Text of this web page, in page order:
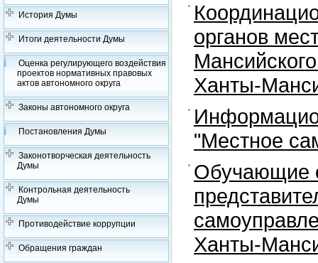
История Думы
Итоги деятельности Думы
Оценка регулирующего воздействия
проектов нормативных правовых
актов автономного округа
Законы автономного округа
Постановления Думы
Законотворческая деятельность
Думы
Контрольная деятельность
Думы
Противодействие коррупции
Обращения граждан
органов
Ханты-
"Местное
Обучающие
Ханты-